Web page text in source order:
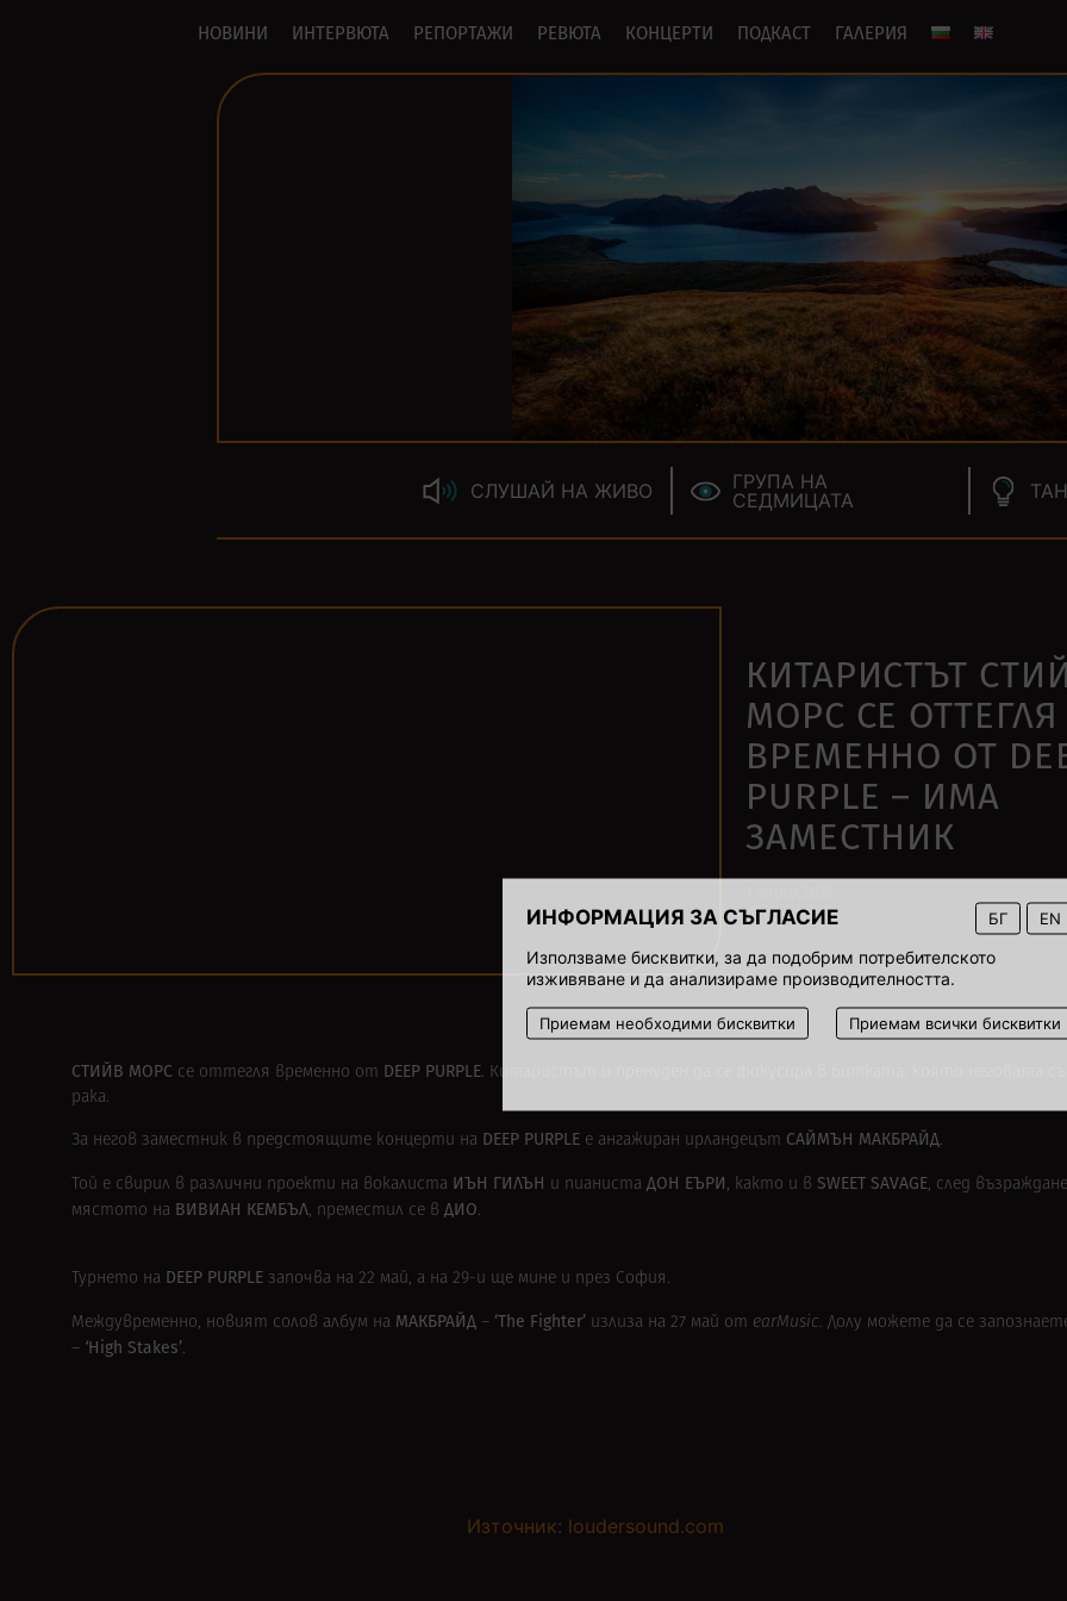
ИНФОРМАЦИЯ ЗА СЪГЛАСИЕ БГ EN
Използваме бисквитки, за да подобрим потребителското
изживяване и да анализираме производителността.
Приемам необходими бисквитки Приемам всички бисквитки
НОВИНИ ИНТЕРВЮТА РЕПОРТАЖИ РЕВЮТА КОНЦЕРТИ ПОДКАСТ ГАЛЕРИЯ
СЛУШАЙ НА ЖИВО
ГРУПА НА
СЕДМИЦАТА
КИТАРИСТЪТ
МОРС СЕ ОТТЕГЛЯ
ВРЕМЕННО ОТ
PURPLE – ИМА
ЗАМЕСТНИК
00:02
СТИЙВ МОРС се оттегля временно от DEEP PURPLE. Китаристът и пренуден да се фокусира в битката, която неговата
рака.
За негов заместник в предстоящите концерти на DEEP PURPLE е ангажиран ирландецът САЙМЪН МАКБРАЙД.
Той е свирил в различни проекти на вокалиста ИЪН ГИЛЪН и пианиста ДОН ЕЪРИ , както и в SWEET SAVAGE, след
мястото на ВИВИАН КЕМБЪЛ, преместил се в ДИО.
Турнето на DEEP PURPLE започва на 22 май, а на 29-и ще мине и през София.
Междувременно, новият солов албум на МАКБРАЙД – ‘The Fighter’ излиза на 27 май от earMusic. Долу можете да се
– ‘High Stakes’.
Източник: loudersound.com